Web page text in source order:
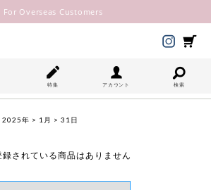
For Overseas Customers
特集 アカウント 検索
2025年 > 1月 > 31日
録されている商品はありません